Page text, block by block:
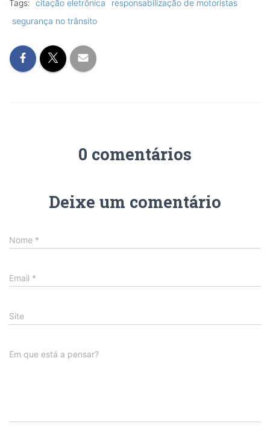
Tags: citação eletrônica
responsabilização de motoristas
segurança no trânsito
0 comentários
Deixe um comentário
Nome *
Email *
Site
Em que está a pensar?